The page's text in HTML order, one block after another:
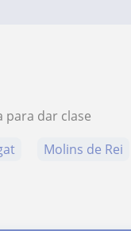
para dar clase
Molins de Rei